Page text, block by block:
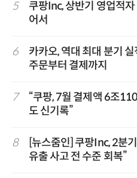
5
쿠팡Inc, 상반기 영업적
어서
6
카카오, 역대 최대 분기
주문부터 결제까지
7
“쿠팡, 7월 결제액 6조
도 신기록”
8
[뉴스줌인] 쿠팡Inc, 2분
유출 사고 전 수준 회복”